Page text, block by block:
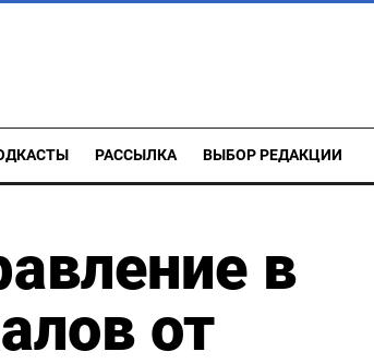
РАССЫЛКА ВЫБОР РЕДАКЦИИ
в
от